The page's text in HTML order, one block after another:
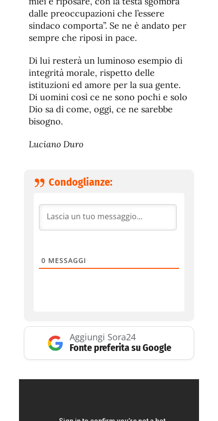
dalle preoccupazioni che l’essere
sindaco comporta”. Se ne è andato per
sempre che riposi in pace.
Di lui resterà un luminoso esempio di
integrità morale, rispetto delle
istituzioni ed amore per la sua gente.
Di uomini così ce ne sono pochi e solo
Dio sa di come, oggi, ce ne sarebbe
bisogno.
Luciano Duro
Condoglianze:
0 MESSAGGI
Aggiungi Sora24
Fonte preferita su Google